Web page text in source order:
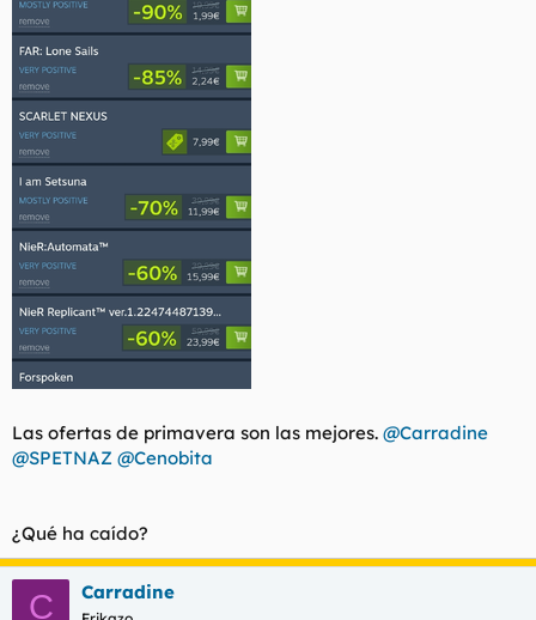
Las ofertas de primavera son las mejores. @Carradine
@SPETNAZ @Cenobita
¿Qué ha caído?
C Carradine